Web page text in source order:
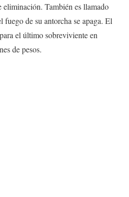
También es llamado
de su antorcha se apaga. El
el último sobreviviente en
de pesos.